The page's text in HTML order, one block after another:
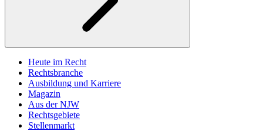
Heute im Recht
Rechtsbranche
Ausbildung und Karriere
Magazin
Aus der NJW
Rechtsgebiete
Stellenmarkt